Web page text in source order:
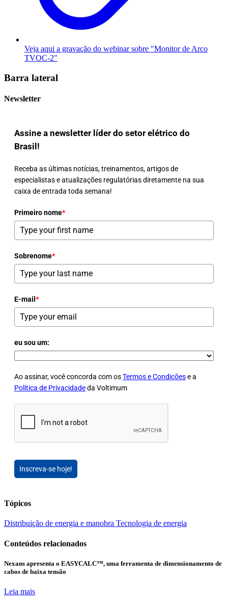
Veja aqui a gravação do webinar sobre "Monitor de Arco
TVOC-2"
Barra lateral
Newsletter
Assine a newsletter líder do setor elétrico do
Brasil!
Receba as últimas notícias, treinamentos, artigos de
especialistas e atualizações regulatórias diretamente na sua
caixa de entrada toda semana!
Primeiro nome*
Sobrenome*
E-mail *
eu sou um:
Ao assinar, você concorda com osTermos e Condiçõese a
Política de Privacidadeda Voltimum
Inscreva-se hoje!
Tópicos
Distribuição de energia e manobra Tecnologia de energia
Conteúdos relacionados
Nexans apresenta o EASYCALC™, uma ferramenta de dimensionamento de
cabos de baixa tensão
Leia mais